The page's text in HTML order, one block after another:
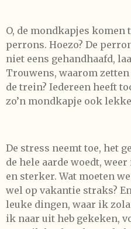
O, de mondkapjes komen
perrons. Hoezo? De
niet eens gehandhaafd,
Trouwens, waarom
de trein? Iedereen heeft
zo’n mondkapje ook
De stress neemt toe, het
de hele aarde woedt,
en sterker. Wat moeten
wel op vakantie straks?
leuke dingen, waar ik
ik naar uit heb gekeken,